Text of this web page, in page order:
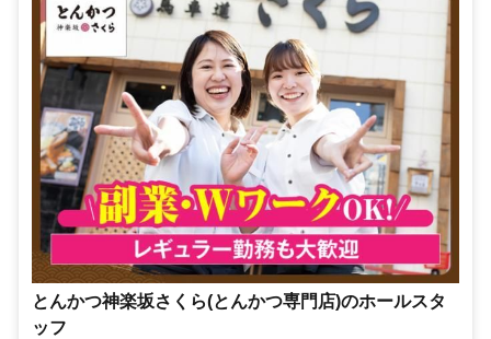
とんかつ神楽坂さくら(とんかつ専門店)のホールスタ
ッフ